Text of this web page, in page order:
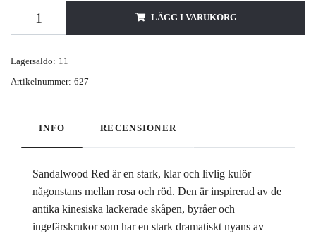
LÄGG I VARUKORG
Lagersaldo: 11
Artikelnummer: 627
INFO RECENSIONER
Sandalwood Red är en stark, klar och livlig kulör
någonstans mellan rosa och röd. Den är inspirerad av de
antika kinesiska lackerade skåpen, byråer och
ingefärskrukor som har en stark dramatiskt nyans av